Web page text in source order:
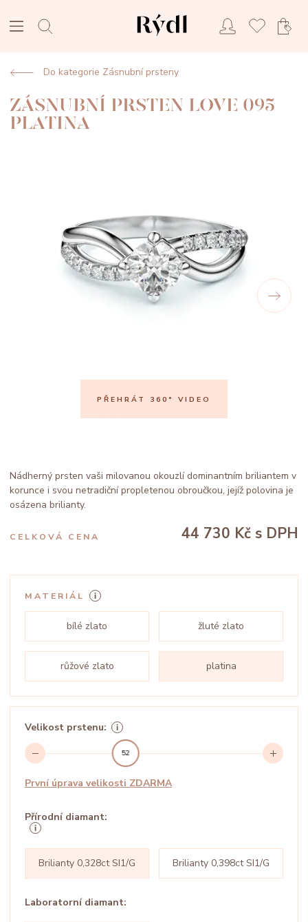
Do kategorie Zásnubní prsteny
ZÁSNUBNÍ PRSTEN LOVE 095
PLATINA
PŘEHRÁT 360° VIDEO
Nádherný prsten vaši milovanou okouzlí dominantním briliantem v
korunce i svou netradiční propletenou obroučkou, jejíž polovina je
osázena brilianty.
CELKOVÁ CENA 44 730 Kč s DPH
MATERIÁL
bílé zlato žluté zlato
růžové zlato platina
Velikost prstenu:
52
První úprava velikosti ZDARMA
Přírodní diamant:
Brilianty 0,328ct SI1/G Brilianty 0,398ct SI1/G
Laboratorní diamant: